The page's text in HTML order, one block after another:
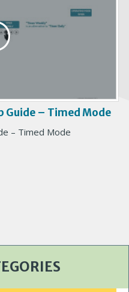
Guide – Timed Mode
– Timed Mode